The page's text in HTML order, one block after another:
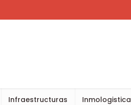
Infraestructuras Inmologistica